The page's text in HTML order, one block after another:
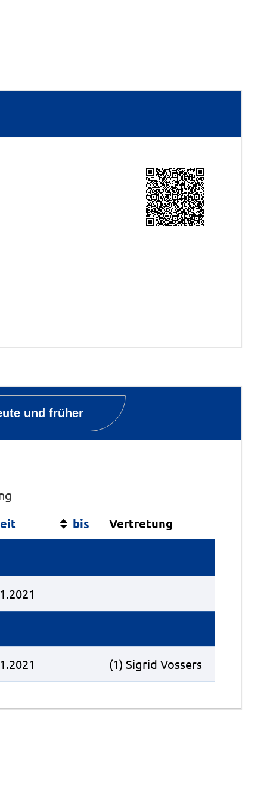
und früher
bis Vertretung
(1) Sigrid Vossers